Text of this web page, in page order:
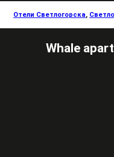
Отели Светлогорска,
Whale